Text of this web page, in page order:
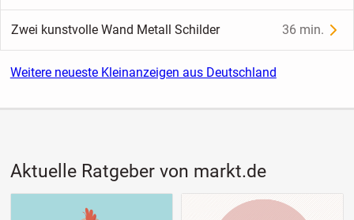
Zwei kunstvolle Wand Metall Schilder 36 min.
Weitere neueste Kleinanzeigen aus Deutschland
Aktuelle Ratgeber von markt.de